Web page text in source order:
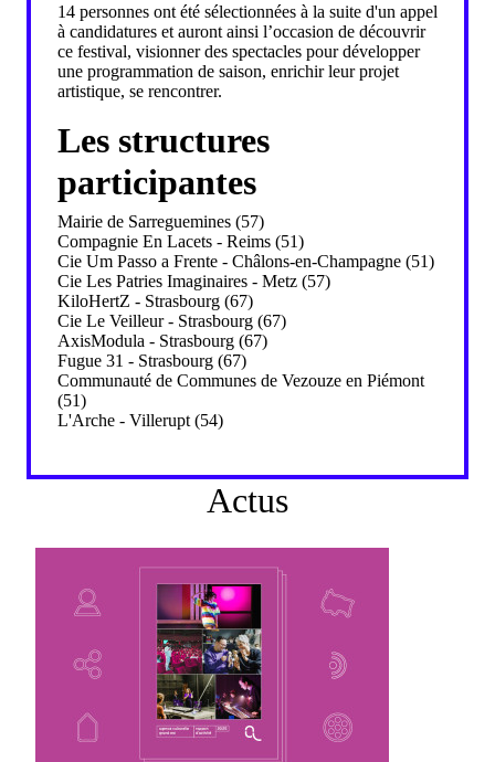
14 personnes ont été sélectionnées à la suite d'un appel
à candidatures et auront ainsi l’occasion de découvrir
ce festival, visionner des spectacles pour développer
une programmation de saison, enrichir leur projet
artistique, se rencontrer.
Les structures
participantes
Mairie de Sarreguemines (57)
Compagnie En Lacets - Reims (51)
Cie Um Passo a Frente - Châlons-en-Champagne (51)
Cie Les Patries Imaginaires - Metz (57)
KiloHertZ - Strasbourg (67)
Cie Le Veilleur - Strasbourg (67)
AxisModula - Strasbourg (67)
Fugue 31 - Strasbourg (67)
Communauté de Communes de Vezouze en Piémont
(51)
L'Arche - Villerupt (54)
Actus